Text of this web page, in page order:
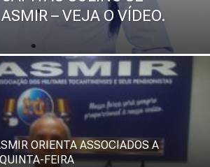
– VEJA O VÍDEO.
ORIENTA ASSOCIADOS A
FEIRA